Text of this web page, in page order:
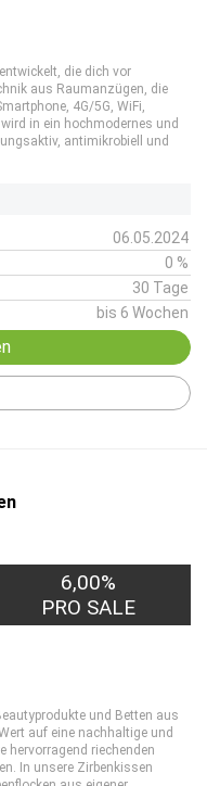
die dich vor
aus Raumanzügen, die
4G/5G, WiFi,
in ein hochmodernes und
antimikrobiell und
06.05.2024
0 %
30 Tage
bis 6 Wochen
6,00%
PRO SALE
und Betten aus
auf eine nachhaltige und
hervorragend riechenden
In unsere Zirbenkissen